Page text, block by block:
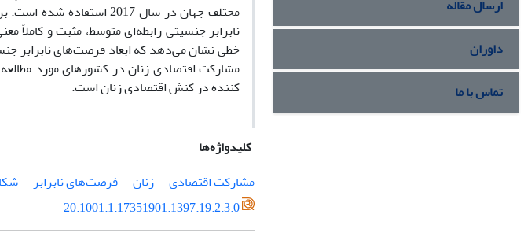
مختلف جهان در سال 2017
مشارکت اقتصادی زنان در کشورهای مورد
کننده در کنش اقتصادی زنان است.
کلیدواژه‌ها
مشارکت اقتصادی
زنان فرصت‌های نابرابر
20.1001.1.17351901.1397.19.2.3.0
ارسال مقاله
داوران
تماس با ما